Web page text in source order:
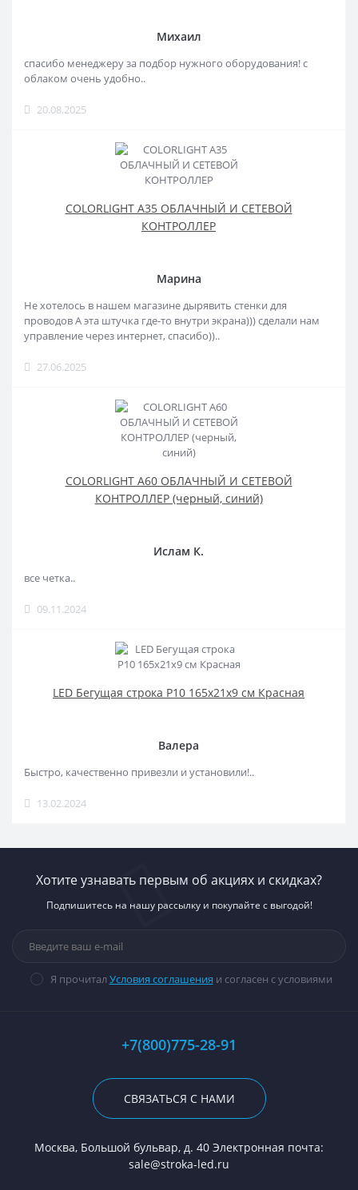
Михаил
спасибо менеджеру за подбор нужного оборудования! с
облаком очень удобно..
20.08.2025
COLORLIGHT A35 ОБЛАЧНЫЙ И СЕТЕВОЙ
КОНТРОЛЛЕР
Марина
Не хотелось в нашем магазине дырявить стенки для
проводов А эта штучка где-то внутри экрана))) сделали нам
управление через интернет, спасибо))..
27.06.2025
COLORLIGHT A60 ОБЛАЧНЫЙ И СЕТЕВОЙ
КОНТРОЛЛЕР (черный, синий)
Ислам К.
все четка..
09.11.2024
LED Бегущая строка Р10 165x21x9 см Красная
Валера
Быстро, качественно привезли и установили!..
13.02.2024
Хотите узнавать первым об акциях и скидках?
Подпишитесь на нашу рассылку и покупайте с выгодой!
Я прочитал Условия соглашения и согласен с условиями
+7(800)775-28-91
СВЯЗАТЬСЯ С НАМИ
Москва, Большой бульвар, д. 40 Электронная почта:
sale@stroka-led.ru